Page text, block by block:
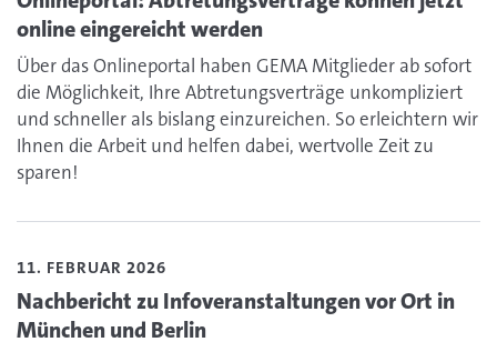
online eingereicht werden
Über das Onlineportal haben GEMA Mitglieder ab sofort
die Möglichkeit, Ihre Abtretungsverträge unkompliziert
und schneller als bislang einzureichen. So erleichtern wir
Ihnen die Arbeit und helfen dabei, wertvolle Zeit zu
sparen!
11. FEBRUAR 2026
Nachbericht zu Infoveranstaltungen vor Ort in
München und Berlin